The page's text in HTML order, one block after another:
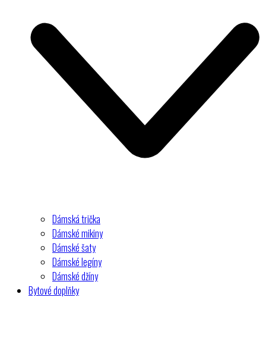
Dámská trička
Dámské mikiny
Dámské šaty
Dámské legíny
Dámské džíny
Bytové doplňky